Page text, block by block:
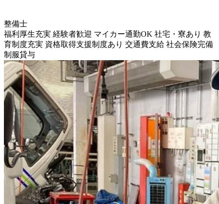
整備士
福利厚生充実 経験者歓迎 マイカー通勤OK 社宅・寮あり 教
育制度充実 資格取得支援制度あり 交通費支給 社会保険完備
制服貸与